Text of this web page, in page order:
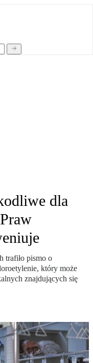
dla
trafiło pismo o
który może
znajdujących się